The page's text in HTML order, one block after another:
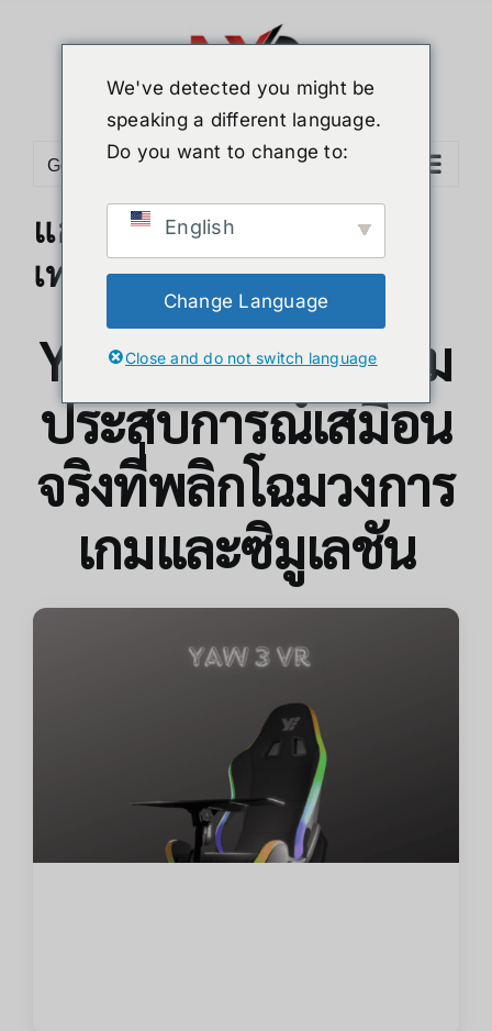
Go to...
แฮกเกอร์ยังต้องทึ่ง! รวม
เทคนิคลับสุดขั้วใน YAW3
Yaw3 VR: นวัตกรรม
ประสบการณ์เสมือน
จริงที่พลิกโฉมวงการ
เกมและซิมูเลชัน
We've detected you might be
speaking a different language.
Do you want to change to:
English
Change Language
Close and do not switch language